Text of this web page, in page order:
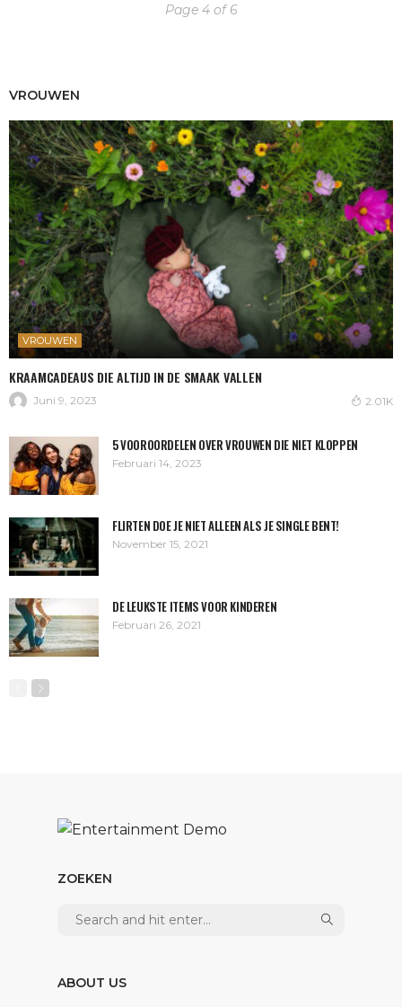
Page 4 of 6
VROUWEN
VROUWEN
KRAAMCADEAUS DIE ALTIJD IN DE SMAAK VALLEN
Juni 9, 2023 2.01K
5 VOOROORDELEN OVER VROUWEN DIE NIET KLOPPEN
Februari 14, 2023
FLIRTEN DOE JE NIET ALLEEN ALS JE SINGLE BENT!
November 15, 2021
DE LEUKSTE ITEMS VOOR KINDEREN
Februari 26, 2021
ZOEKEN
ABOUT US